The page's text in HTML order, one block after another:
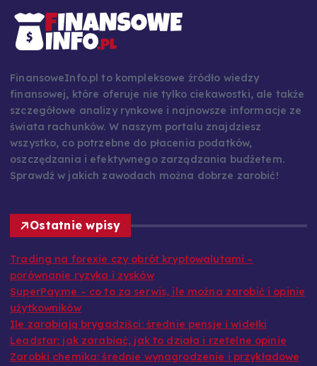
FinansoweInfo.pl to kompleksowe źródło wiedzy
finansowej, które oferuje nie tylko ciekawostki, ale także
szczegółowe analizy rynkowe i najnowsze informacje ze
świata rachunków. W naszym portalu znajdziesz
wszystko, co potrzebne do płacenia podatków,
oszczędzania i efektywnego zarządzania budżetem.
Sprawdź w jakich zawodach można dobrze zarobić!
Ostatnie wpisy
Trading na forexie czy obrót kryptowalutami –
porównanie ryzyka i zysków
SuperPay.me – co to za serwis, ile można zarobić i opinie
użytkowników
Ile zarabiają brygadziści: średnie pensje i widełki
Leadstar: jak zarabiać, jak to działa i rzetelne opinie
Zarobki chemika: średnie wynagrodzenie i przykładowe